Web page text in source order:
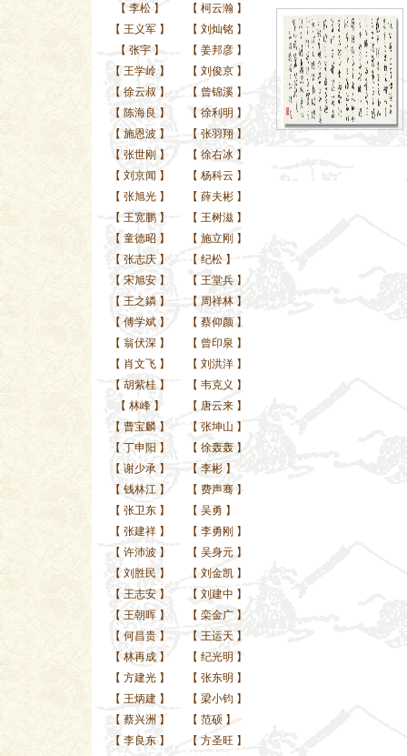
【 李松】 【 柯云瀚 】
【 王义军】 【 刘灿铭 】
【 张宇】 【 姜邦彦 】
【 王学岭】 【 刘俊京 】
【 徐云叔 】 【 曾锦溪 】
【 陈海良 】 【 徐利明 】
【 施恩波】 【 张羽翔 】
【 张世刚 】 【 徐右冰 】
【 刘京闻 】 【 杨科云 】
【 张旭光】 【 薛夫彬 】
【 王宽鹏】 【 王树滋 】
【 童德昭 】 【 施立刚 】
【 张志庆】 【 纪松 】
【 宋旭安】 【 王堂兵 】
【 王之鏻】 【 周祥林 】
【 傅学斌】 【 蔡仰颜 】
【 翁伏深】 【 曾印泉 】
【 肖文飞】 【 刘洪洋 】
【 胡紫桂】 【 韦克义 】
【 林峰】 【 唐云来 】
【 曹宝麟】 【 张坤山 】
【 丁申阳 】 【 徐轰轰 】
【 谢少承】 【 李彬 】
【 钱林江】 【 费声骞 】
【 张卫东】 【 吴勇 】
【 张建祥】 【 李勇刚 】
【 许沛波】 【 吴身元 】
【 刘胜民 】 【 刘金凯 】
【 王志安】 【 刘建中 】
【 王朝晖】 【 栾金广 】
【 何昌贵】 【 王运天 】
【 林再成】 【 纪光明 】
【 方建光】 【 张东明 】
【 王炳建】 【 梁小钧 】
【 蔡兴洲 】 【 范硕 】
【 李良东】 【 方圣旺 】